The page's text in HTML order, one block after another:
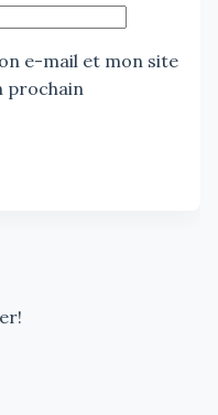
e-mail et mon site
prochain